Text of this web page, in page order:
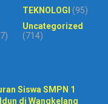
TEKNOLOGI (95)
Uncategorized
(714)
Siswa SMPN 1
di Wangkelang